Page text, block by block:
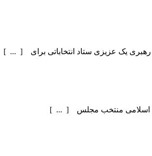
رهبری یک عزیزی ستاد انتخاباتی برای [ ... ]
اسلامی منتخب مجلس [ ... ]